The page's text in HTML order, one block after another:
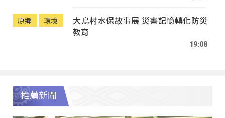
原鄉 環境
大鳥村水保故事展 災害記憶轉化防災
教育
19:08
推薦新聞